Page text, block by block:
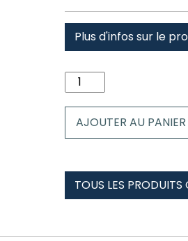
Plus d'infos sur le
quantité
de
Renne
AJOUTER AU PANIER
TOUS LES